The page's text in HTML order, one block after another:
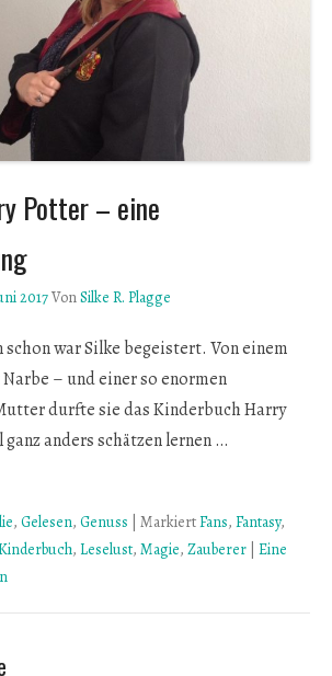
Potter – eine
2017VonSilke R. Plagge
schon war Silke begeistert. Von einem
– und einer so enormen
durfte sie das Kinderbuch Harry
anders schätzen lernen …
, Gelesen, Genuss MarkiertFans, Fantasy,
, Leselust, Magie, Zauberer Eine